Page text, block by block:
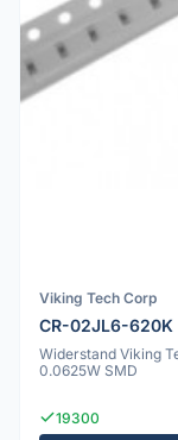
Viking Tech Corp
CR-02JL6-620K
Widerstand Viking
0.0625W SMD
19300